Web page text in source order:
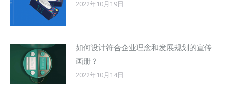
2022年10月19日
如何设计符合企业理念和发展规划的宣传
画册？
2022年10月14日